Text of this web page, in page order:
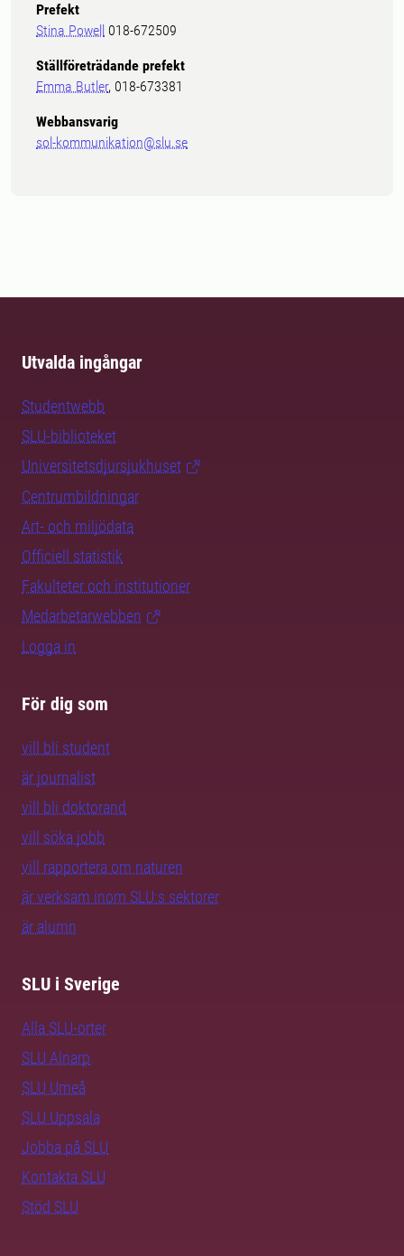
Prefekt
Stina Powell 018-672509
Ställföreträdande prefekt
Emma Butler, 018-673381
Webbansvarig
sol-kommunikation@slu.se
Utvalda ingångar
Studentwebb
SLU-biblioteket
Universitetsdjursjukhuset
Centrumbildningar
Art- och miljödata
Officiell statistik
Fakulteter och institutioner
Medarbetarwebben
Logga in
För dig som
vill bli student
är journalist
vill bli doktorand
vill söka jobb
vill rapportera om naturen
är verksam inom SLU:s sektorer
är alumn
SLU i Sverige
Alla SLU-orter
SLU Alnarp
SLU Umeå
SLU Uppsala
Jobba på SLU
Kontakta SLU
Stöd SLU